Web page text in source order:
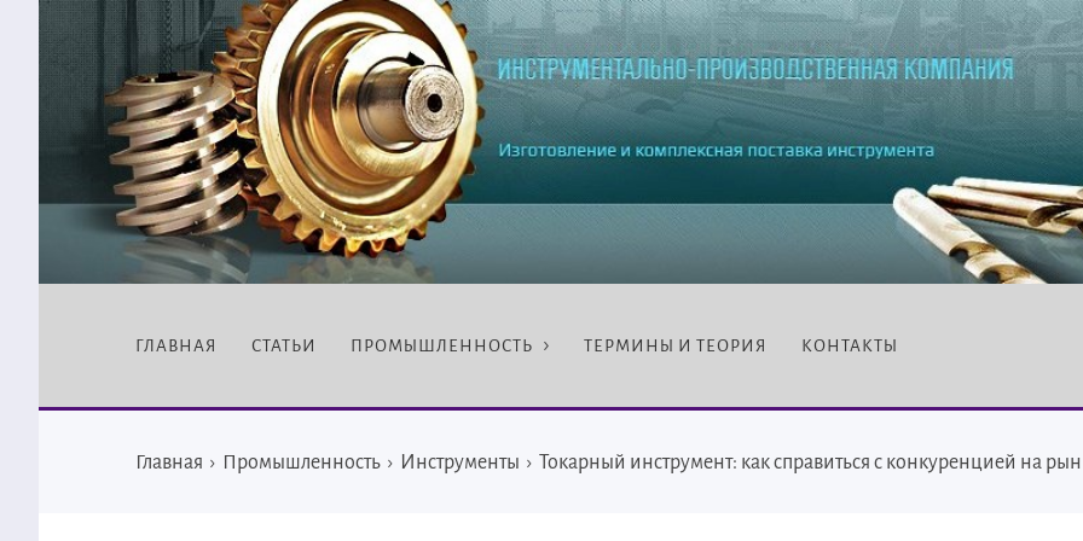
ГЛАВНАЯ СТАТЬИ ПРОМЫШЛЕННОСТЬ ТЕРМИНЫ И ТЕОРИЯ КОНТАКТЫ
Главная › Промышленность › Инструменты › Токарный инструмент: как справиться с конкуренцией на